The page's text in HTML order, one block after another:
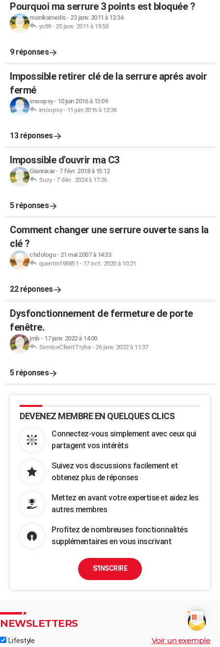
Pourquoi ma serrure 3 points est bloquée ?
monikamedis- 23 janv. 2011 à 13:34
ys09- 25 janv. 2011 à 19:50
9 réponses
Impossible retirer clé de la serrure aprés avoir
fermé
imoopsy- 10 juin 2016 à 13:09
imoopsy- 11 juin 2016 à 12:36
13 réponses
Impossible d'ouvrir ma C3
Giannixav- 7 févr. 2018 à 15:12
Suzy- 7 déc. 2024 à 17:26
5 réponses
Comment changer une serrure ouverte sans la
clé ?
chdologu- 21 mai 2007 à 14:33
quentin198851 - 17 oct. 2020 à 10:21
22 réponses
Dysfonctionnement de fermeture de porte
fenêtre.
jmb - 17 janv. 2022 à 14:00
ServiceClientTryba- 26 janv. 2022 à 11:37
5 réponses
DEVENEZ MEMBRE EN QUELQUES CLICS
Connectez-vous simplement avec ceux qui
partagent vos intérêts
Suivez vos discussions facilement et
obtenez plus de réponses
Mettez en avant votre expertise et aidez les
autres membres
Profitez de nombreuses fonctionnalités
supplémentaires en vous inscrivant
S'INSCRIRE
NEWSLETTERS
Lifestyle Voir un exemple